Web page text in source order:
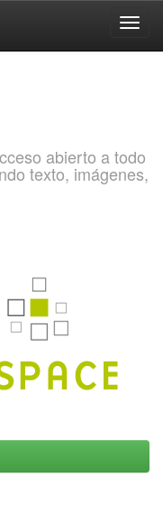
abierto a todo
texto, imágenes,